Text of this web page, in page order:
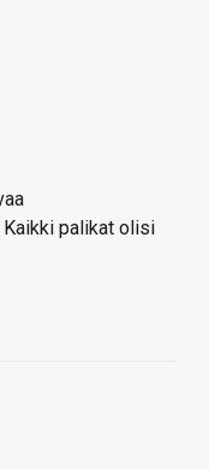
Kaikki palikat olisi